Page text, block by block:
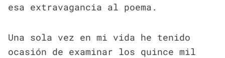
esa extravagancia al poema.
Una sola vez en mi vida he tenido
ocasión de examinar los quince mil